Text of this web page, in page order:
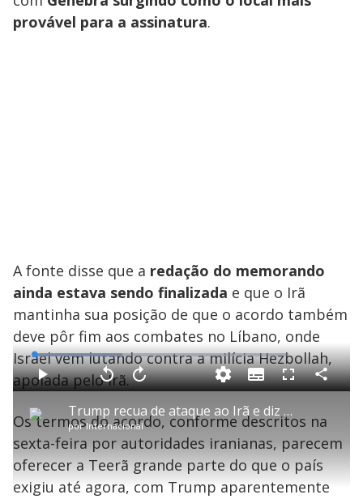
provável para a assinatura.
A fonte disse que a redação do memorando
ainda estava sendo finalizada e que o Irã
mantinha sua posição de que o acordo também
deve pôr fim aos combates no Líbano, onde
Israel vem lutando contra a milícia Hezbollah,
apoiada pelo Irã.
P
l
Trump recua de ataque ao Irã e diz que acordo de paz está próximo
porInternacional
P V
t
a
r
0
s
e
g
n
d
A
n
ç
a
1
0
s
e
g
u
n
L
o
a
d
e
3
4
.
5
S
u
b
i
t
l
s
F
l
s
c
e
e
C
o
a
r
i
l
a
Os termos do acordo, conforme descritos na
sexta-feira por autoridades iranianas, parecem
oferecer a Teerã grande parte do que o país
exigiu até agora, com Trump aparentemente